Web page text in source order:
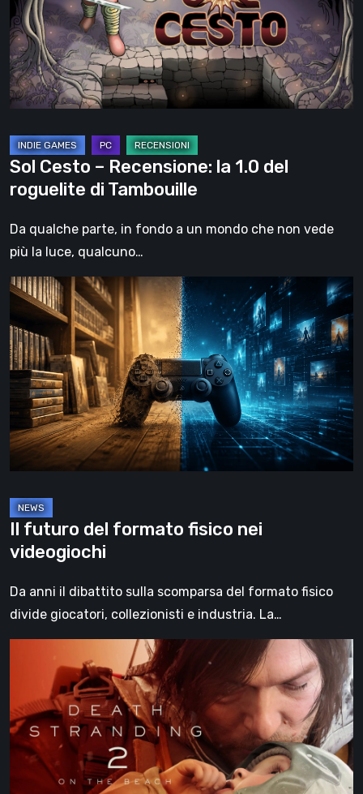
la
1.0
del
roguelite
di
Sol Cesto – Recensione: la 1.0 del
roguelite di Tambouille
Da qualche parte, in fondo a un mondo che non vede
più la luce, qualcuno…
Il
futuro
del
formato
fisico
videogiochi
Il futuro del formato fisico nei
videogiochi
Da anni il dibattito sulla scomparsa del formato fisico
divide giocatori, collezionisti e industria. La…
Stranding
On
the
Beach,